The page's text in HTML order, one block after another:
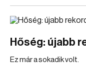
Hőség: újabb
Ez már a sokadik volt.